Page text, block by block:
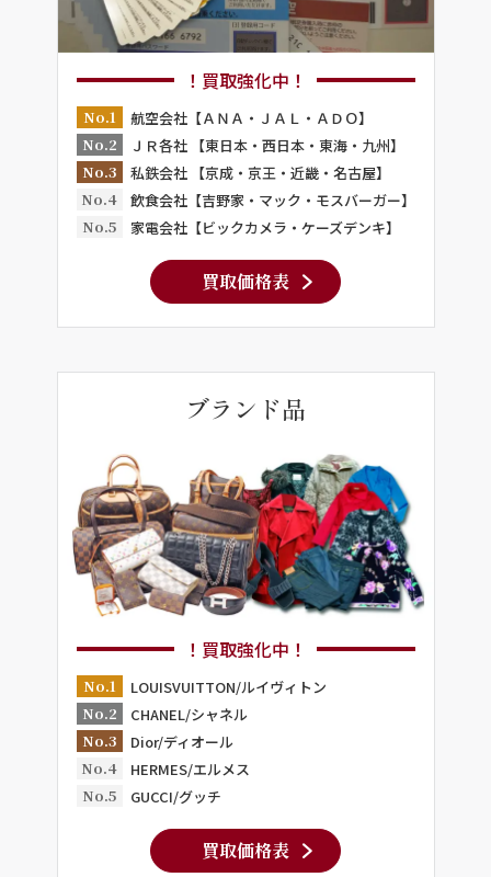
！買取強化中！
No.1
航空会社【ＡＮＡ・ＪＡＬ・ＡＤＯ】
No.2
ＪＲ各社 【東日本・西日本・東海・九州】
No.3
私鉄会社 【京成・京王・近畿・名古屋】
No.4
飲食会社【吉野家・マック・モスバーガー】
No.5
家電会社【ビックカメラ・ケーズデンキ】
買取価格表
ブランド品
！買取強化中！
No.1
LOUISVUITTON/ルイヴィトン
No.2
CHANEL/シャネル
No.3
Dior/ディオール
No.4
HERMES/エルメス
No.5
GUCCI/グッチ
買取価格表